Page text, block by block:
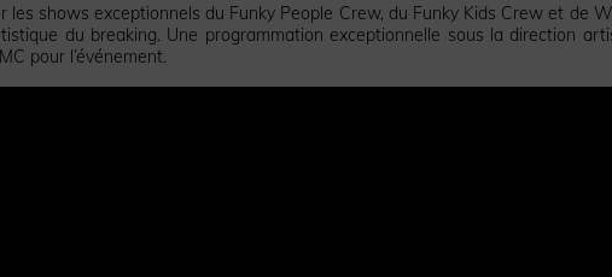
les shows exceptionnels du Funky People Crew, du Funky Kids Crew et de
du breaking. Une programmation exceptionnelle sous la direction
pour l’événement.